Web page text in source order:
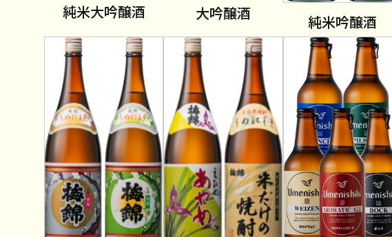
純米大吟醸酒 大吟醸酒 純米吟醸酒